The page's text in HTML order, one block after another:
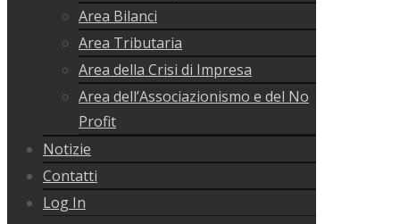
Area Bilanci
Area Tributaria
Area della Crisi di Impresa
Area dell’Associazionismo e del No
Profit
Notizie
Contatti
Log In